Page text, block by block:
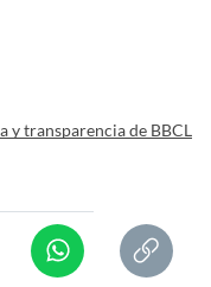
y transparencia de BBCL